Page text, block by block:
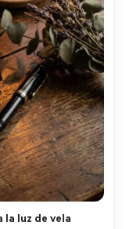
la luz de vela